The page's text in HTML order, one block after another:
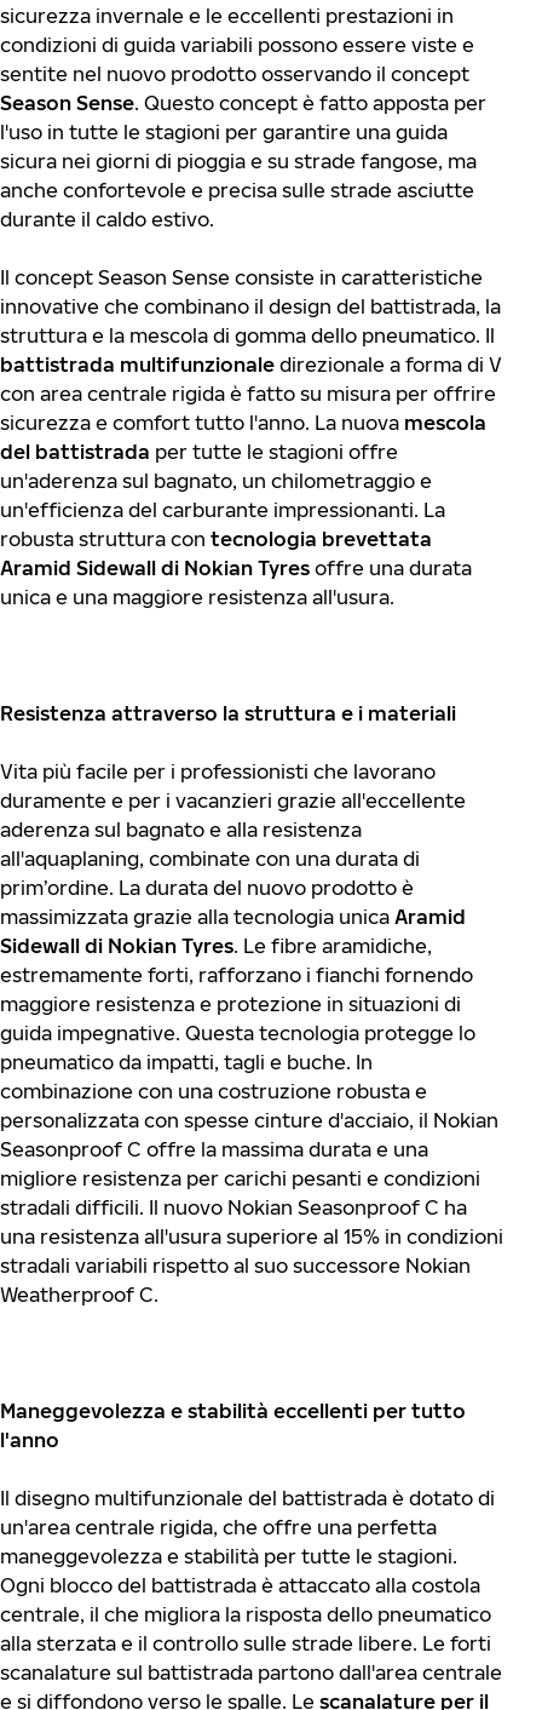
sicurezza invernale e le eccellenti prestazioni in
condizioni di guida variabili possono essere viste e
sentite nel nuovo prodotto osservando il concept
Season Sense. Questo concept è fatto apposta per
l'uso in tutte le stagioni per garantire una guida
sicura nei giorni di pioggia e su strade fangose, ma
anche confortevole e precisa sulle strade asciutte
durante il caldo estivo.
Il concept Season Sense consiste in caratteristiche
innovative che combinano il design del battistrada, la
struttura e la mescola di gomma dello pneumatico. Il
battistrada multifunzionale direzionale a forma di V
con area centrale rigida è fatto su misura per offrire
sicurezza e comfort tutto l'anno. La nuova mescola
del battistrada per tutte le stagioni offre
un'aderenza sul bagnato, un chilometraggio e
un'efficienza del carburante impressionanti. La
robusta struttura con tecnologia brevettata
Aramid Sidewall di Nokian Tyres offre una durata
unica e una maggiore resistenza all'usura.
Resistenza attraverso la struttura e i materiali
Vita più facile per i professionisti che lavorano
duramente e per i vacanzieri grazie all'eccellente
aderenza sul bagnato e alla resistenza
all'aquaplaning, combinate con una durata di
prim’ordine. La durata del nuovo prodotto è
massimizzata grazie alla tecnologia unica Aramid
Sidewall di Nokian Tyres. Le fibre aramidiche,
estremamente forti, rafforzano i fianchi fornendo
maggiore resistenza e protezione in situazioni di
guida impegnative. Questa tecnologia protegge lo
pneumatico da impatti, tagli e buche. In
combinazione con una costruzione robusta e
personalizzata con spesse cinture d'acciaio, il Nokian
Seasonproof C offre la massima durata e una
migliore resistenza per carichi pesanti e condizioni
stradali difficili. Il nuovo Nokian Seasonproof C ha
una resistenza all'usura superiore al 15% in condizioni
stradali variabili rispetto al suo successore Nokian
Weatherproof C.
Maneggevolezza e stabilità eccellenti per tutto
l'anno
Il disegno multifunzionale del battistrada è dotato di
un'area centrale rigida, che offre una perfetta
maneggevolezza e stabilità per tutte le stagioni.
Ogni blocco del battistrada è attaccato alla costola
centrale, il che migliora la risposta dello pneumatico
alla sterzata e il controllo sulle strade libere. Le forti
scanalature sul battistrada partono dall'area centrale
e si diffondono verso le spalle. Le scanalature per il